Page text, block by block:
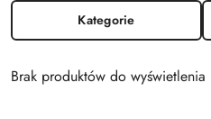
Kategorie
Brak produktów do wyświetlenia